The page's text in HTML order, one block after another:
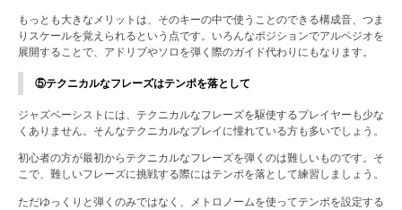
もっとも大きなメリットは、そのキーの中で使うことのできる構成音、つま
りスケールを覚えられるという点です。いろんなポジションでアルペジオを
展開することで、アドリブやソロを弾く際のガイド代わりにもなります。
⑤テクニカルなフレーズはテンポを落として
ジャズベーシストには、テクニカルなフレーズを駆使するプレイヤーも少な
くありません。そんなテクニカルなプレイに憧れている方も多いでしょう。
初心者の方が最初からテクニカルなフレーズを弾くのは難しいものです。そ
こで、難しいフレーズに挑戦する際にはテンポを落として練習しましょう。
ただゆっくりと弾くのみではなく、メトロノームを使ってテンポを設定する